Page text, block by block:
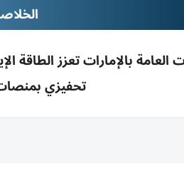
بالإمارات تعزز الطاقة
تحفيزي